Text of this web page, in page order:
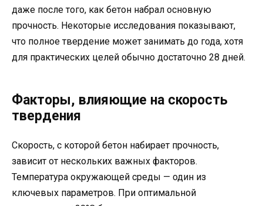
даже после того, как бетон набрал основную
прочность. Некоторые исследования показывают,
что полное твердение может занимать до года, хотя
для практических целей обычно достаточно 28 дней.
Факторы, влияющие на скорость
твердения
Скорость, с которой бетон набирает прочность,
зависит от нескольких важных факторов.
Температура окружающей среды — один из
ключевых параметров. При оптимальной